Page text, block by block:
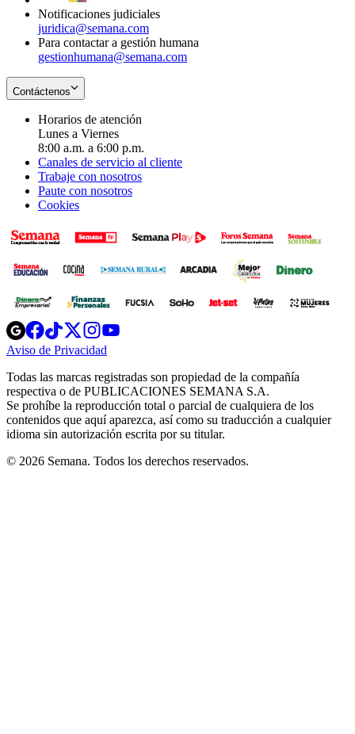
Notificaciones judiciales
juridica@semana.com
Para contactar a gestión humana
gestionhumana@semana.com
Contáctenos
Horarios de atención
Lunes a Viernes
8:00 a.m. a 6:00 p.m.
Canales de servicio al cliente
Trabaje con nosotros
Paute con nosotros
Cookies
Opens
in
new
Opens
in
new
Opens
in
new
window
Opens
new
windowwindow
Aviso de Privacidad
new
window
Todas las marcas registradas son propiedad de la compañía
respectiva o de PUBLICACIONES SEMANA S.A.
Se prohíbe la reproducción total o parcial de cualquiera de los
contenidos que aquí aparezca, así como su traducción a cualquier
idioma sin autorización escrita por su titular.
© 2026 Semana. Todos los derechos reservados.